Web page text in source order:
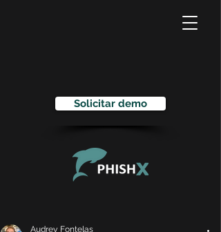
Solicitar demo
Audrey Fontelas